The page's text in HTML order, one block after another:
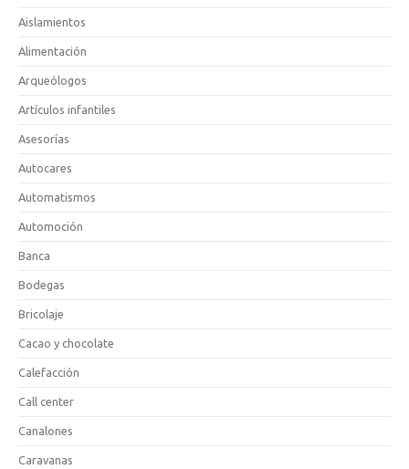
Aislamientos
Alimentación
Arqueólogos
Artículos infantiles
Asesorías
Autocares
Automatismos
Automoción
Banca
Bodegas
Bricolaje
Cacao y chocolate
Calefacción
Call center
Canalones
Caravanas